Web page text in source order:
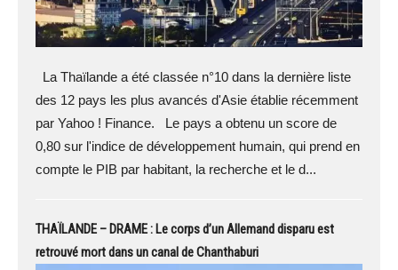
La Thaïlande a été classée n°10 dans la dernière liste
des 12 pays les plus avancés d'Asie établie récemment
par Yahoo ! Finance. Le pays a obtenu un score de
0,80 sur l'indice de développement humain, qui prend en
compte le PIB par habitant, la recherche et le d...
THAÏLANDE – DRAME : Le corps d’un Allemand disparu est
retrouvé mort dans un canal de Chanthaburi